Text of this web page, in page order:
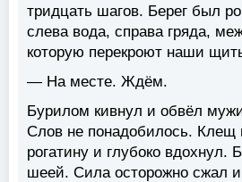
тридцать шагов. Берег был
слева вода, справа гряда,
которую перекроют наши
— На месте. Ждём.
Бурилом кивнул и обвёл
Слов не понадобилось. Клещ
рогатину и глубоко вдохнул.
шеей. Сила осторожно сжал и